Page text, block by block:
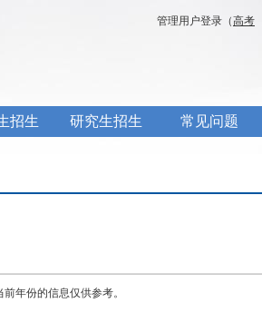
管理用户登录（高考
招生 研究生招生 常见问题
年份的信息仅供参考。